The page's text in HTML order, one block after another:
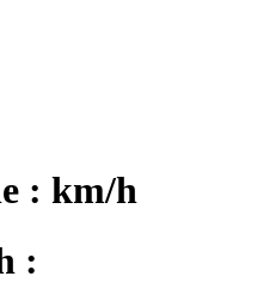
: km/h
: